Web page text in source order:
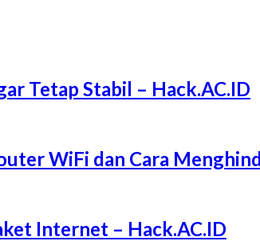
Tetap Stabil – Hack.AC.ID
WiFi dan Cara
Internet – Hack.AC.ID